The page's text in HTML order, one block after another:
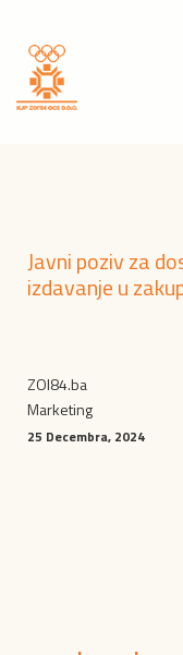
Javni poziv za
izdavanje u
ZOI84.ba
Marketing
25 Decembra, 2024